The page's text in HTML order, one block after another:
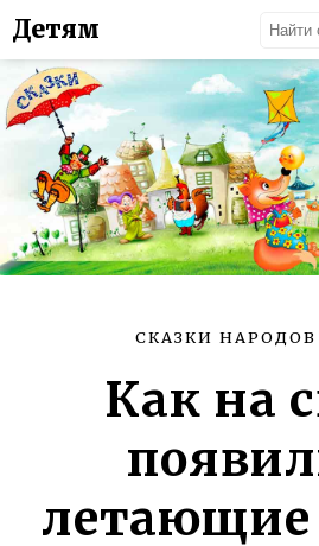
Детям
СКАЗКИ НАРОДОВ
Как на